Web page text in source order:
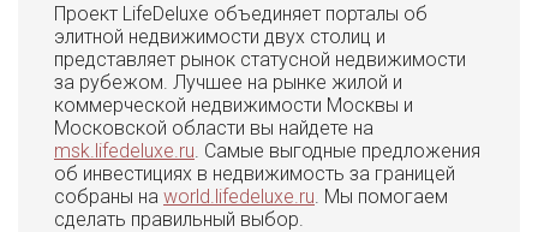
Проект LifeDeluxe объединяет порталы об
элитной недвижимости двух столиц и
представляет рынок статусной недвижимости
за рубежом. Лучшее на рынке жилой и
коммерческой недвижимости Москвы и
Московской области вы найдете на
msk.lifedeluxe.ru . Самые выгодные предложения
об инвестициях в недвижимость за границей
собраны на world.lifedeluxe.ru . Мы помогаем
сделать правильный выбор.